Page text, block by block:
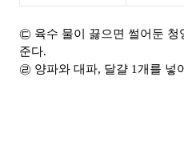
㉢ 육수 물이 끓으면 썰어둔
준다.
㉣ 양파와 대파, 달걀 1개를 넣